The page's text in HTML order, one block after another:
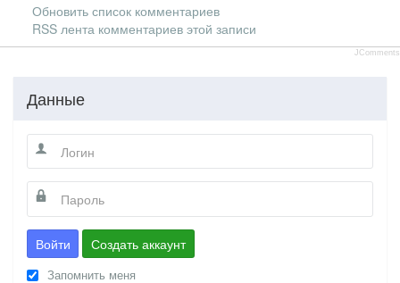
Обновить список комментариев
RSS лента комментариев этой записи
JComments
Данные
Войти Создать аккаунт
Запомнить меня